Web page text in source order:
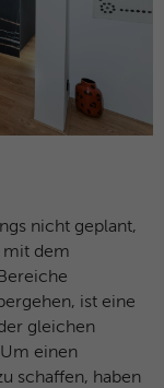
nicht geplant,
mit dem
ist eine
gleichen
einen
schaffen, haben
die
Dieses
Website-
Zwecke
der MUID über
verwendet.